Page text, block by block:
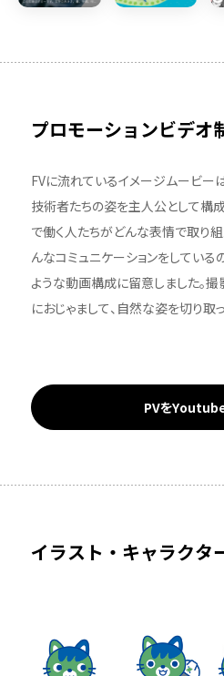
プロモーションビデオ
FVに流れているイメージムービー
技術者たちの姿を主人公として構
で働く人たちがどんな表情で取り
んなコミュニケーションをしている
ような動画構成に留意しました。撮
におじゃまして、自然な姿を切り取
PVを
イラスト・キャラクタ